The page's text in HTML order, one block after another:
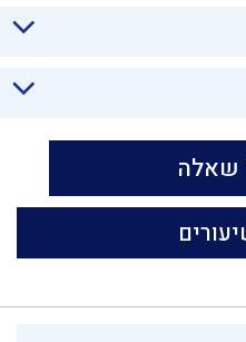
שאלה